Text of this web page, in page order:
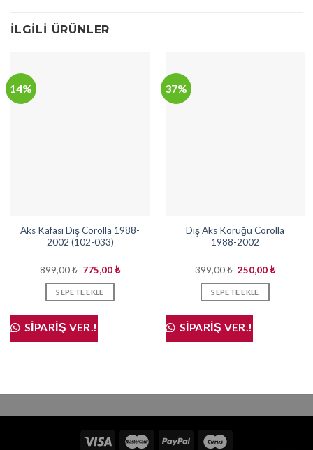
İLGILI ÜRÜNLER
14%
Aks Kafası Dış Corolla 1988-
2002 (102-033)
899,00₺ Orijinal
fiyat:
899,00 ₺.
775,00₺Şu
SEPETE EKLE
SIPARIŞ VER.!
37%
Dış Aks Körüğü Corolla
1988-2002
399,00₺ Orijinal
fiyat:
399,00 ₺.
250,00₺Şu
SEPETE EKLE
SIPARIŞ VER.!